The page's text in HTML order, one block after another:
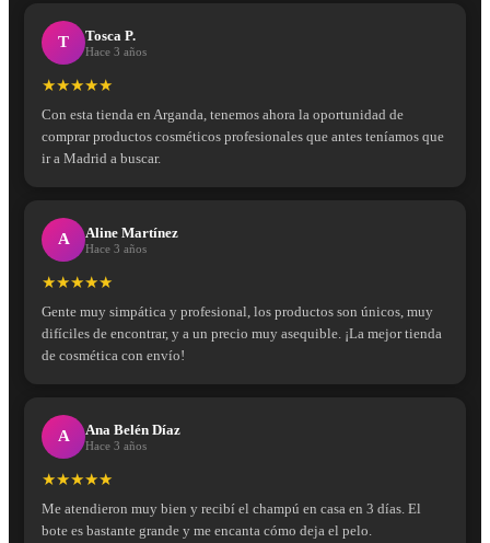
T Tosca P.
Hace 3 años
★★★★★
Con esta tienda en Arganda, tenemos ahora la oportunidad de
comprar productos cosméticos profesionales que antes teníamos que
ir a Madrid a buscar.
A Aline Martínez
Hace 3 años
★★★★★
Gente muy simpática y profesional, los productos son únicos, muy
difíciles de encontrar, y a un precio muy asequible. ¡La mejor tienda
de cosmética con envío!
A Ana Belén Díaz
Hace 3 años
★★★★★
Me atendieron muy bien y recibí el champú en casa en 3 días. El
bote es bastante grande y me encanta cómo deja el pelo.